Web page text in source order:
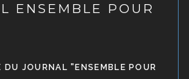
ENSEMBLE POUR
DU JOURNAL "ENSEMBLE POUR